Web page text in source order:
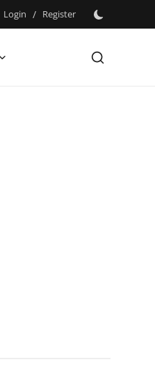
Login / Register